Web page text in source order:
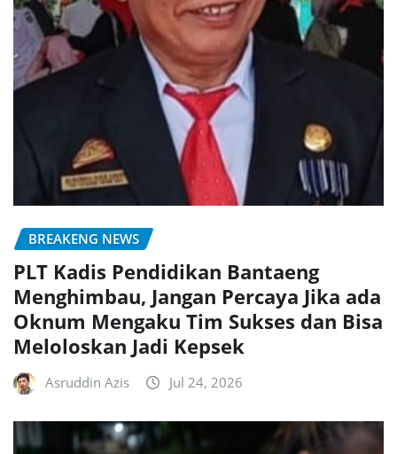
BREAKENG NEWS
PLT Kadis Pendidikan Bantaeng
Menghimbau, Jangan Percaya Jika ada
Oknum Mengaku Tim Sukses dan Bisa
Meloloskan Jadi Kepsek
Asruddin Azis Jul 24, 2026